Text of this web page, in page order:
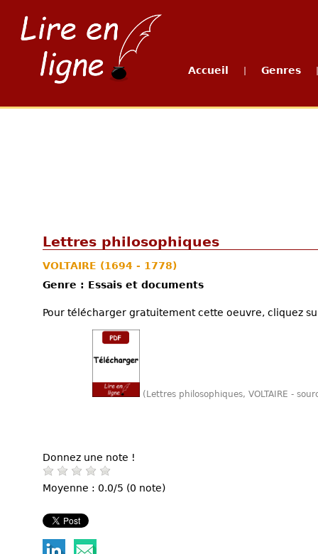
Accueil Genres
Lettres philosophiques
VOLTAIRE (1694 - 1778)
Genre : Essais et documents
Pour télécharger gratuitement cette oeuvre, cliquez
(Lettres philosophiques, VOLTAIRE -
Donnez une note !
Moyenne : 0.0/5 (0 note)